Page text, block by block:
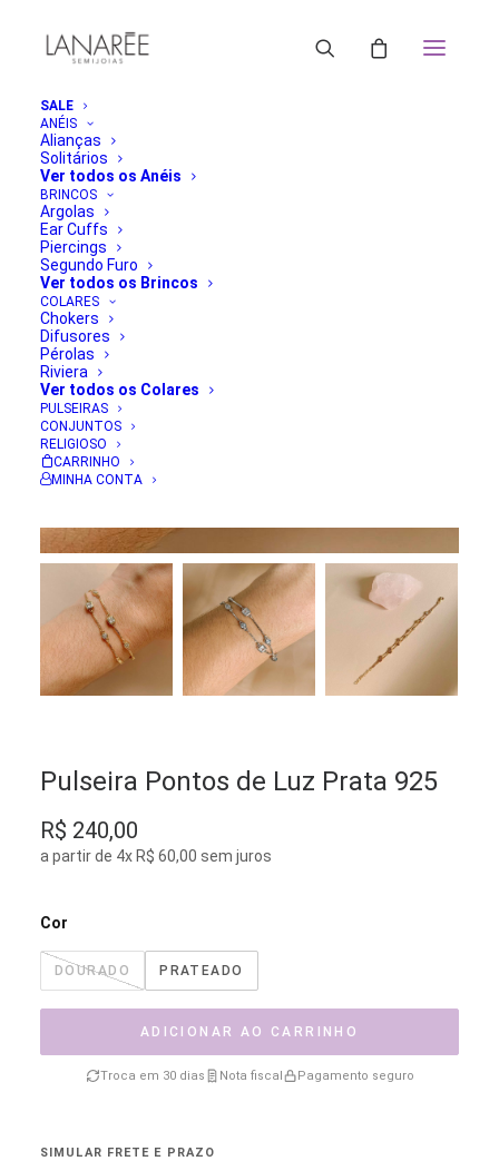
SALE
ANÉIS
Alianças
Solitários
Ver todos os Anéis
BRINCOS
Argolas
Ear Cuffs
Piercings
Segundo Furo
Ver todos os Brincos
COLARES
Chokers
Difusores
Pérolas
Riviera
Ver todos os Colares
PULSEIRAS
CONJUNTOS
RELIGIOSO
CARRINHO
MINHA CONTA
Pulseira Pontos de Luz Prata 925
R$ 240,00
a partir de 4x R$ 60,00 sem juros
Cor
DOURADO PRATEADO
ADICIONAR AO CARRINHO
Troca em 30 dias Nota fiscal Pagamento seguro
SIMULAR FRETE E PRAZO